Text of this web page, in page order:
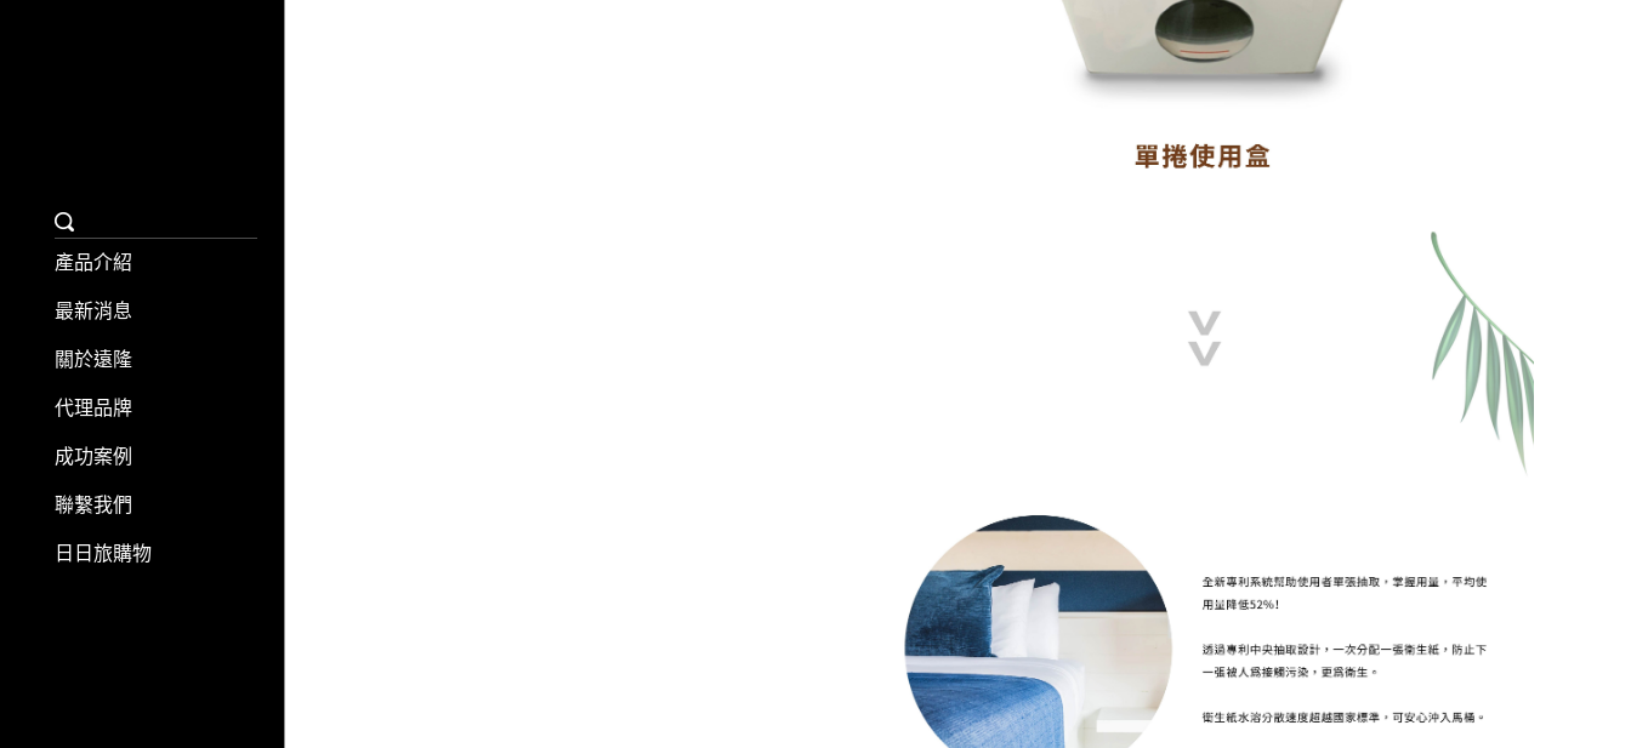
產品介紹
最新消息
關於遠隆
代理品牌
成功案例
聯繫我們
日日旅購物